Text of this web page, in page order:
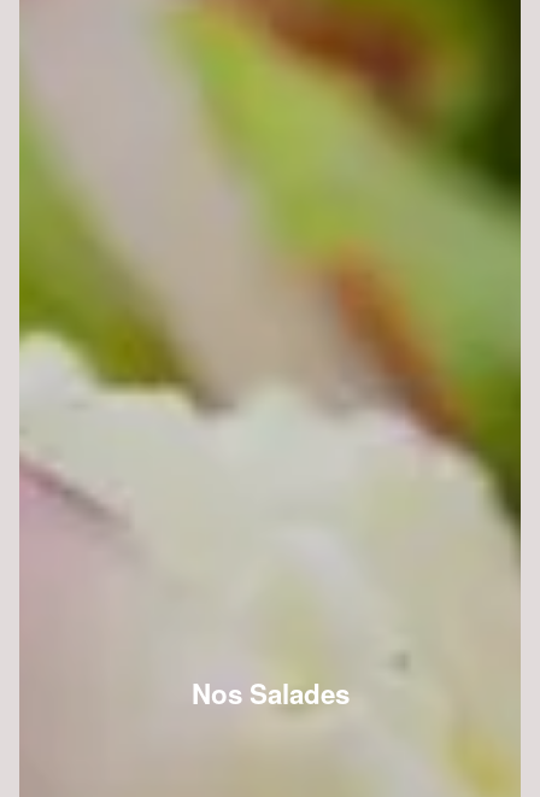
Nos Salades